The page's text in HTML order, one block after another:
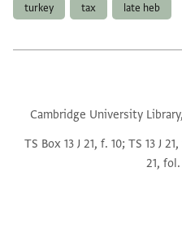
late heb
tax
turkey
Cambridge University
TS Box 13 J 21, f. 10; TS 13 J
21,